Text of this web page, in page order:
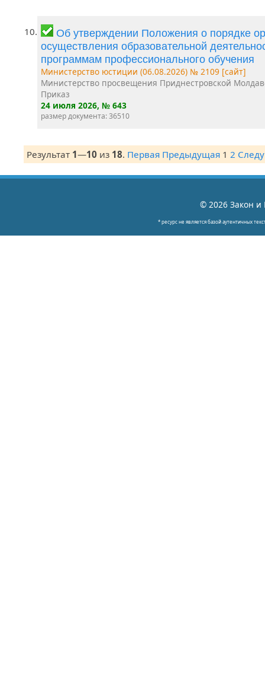
10.
Об утверждении Положения о порядке
осуществления образовательной
программам профессионального обучения
Министерство юстиции (06.08.2026) № 2109 [сайт]
Министерство просвещения Приднестровской
Приказ
24 июля 2026, № 643
размер документа: 36510
Результат 1—10 из 18. Первая Предыдущая 1 2
© 2026 Закон и
* ресурс не является базой аутентичных